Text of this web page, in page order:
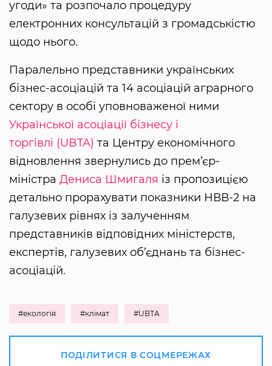
угоди» та розпочало процедуру
електронних консультацій з громадськістю
щодо нього.
Паралельно представники українських
бізнес-асоціацій та 14 асоціацій аграрного
сектору в особі уповноваженої ними
Української асоціації бізнесу і
торгівлі (UBTA) та Центру економічного
відновлення звернулись до прем’єр-
міністра Дениса Шмигаля із пропозицією
детально прорахувати показники НВВ-2 на
галузевих рівнях із залученням
представників відповідних міністерств,
експертів, галузевих об’єднань та бізнес-
асоціацій.
#екологія #клімат #UBTA
ПОДІЛИТИСЯ В СОЦМЕРЕЖАХ